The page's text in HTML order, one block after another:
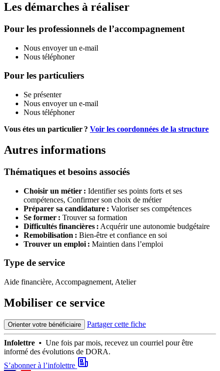
Les démarches à réaliser
Pour les professionnels de l’accompagnement
Nous envoyer un e-mail
Nous téléphoner
Pour les particuliers
Se présenter
Nous envoyer un e-mail
Nous téléphoner
Vous étes un particulier ? Voir les coordonnées de la structure
Autres informations
Thématiques et besoins associés
Choisir un métier : Identifier ses points forts et ses
compétences, Confirmer son choix de métier
Préparer sa candidature : Valoriser ses compétences
Se former : Trouver sa formation
Difficultés financières : Acquérir une autonomie budgétaire
Remobilisation : Bien-être et confiance en soi
Trouver un emploi : Maintien dans l’emploi
Type de service
Aide financière, Accompagnement, Atelier
Mobiliser ce service
Orienter votre bénéficiaire Partager cette fiche
Infolettre • Une fois par mois, recevez un courriel pour être
informé des évolutions de DORA.
S’abonner à l’infolettre